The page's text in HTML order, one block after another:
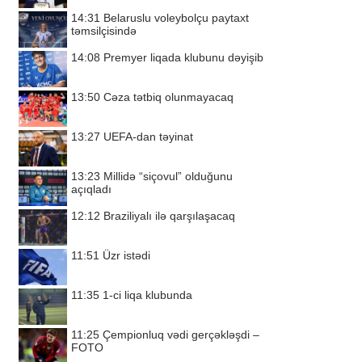
14:31 Belaruslu voleybolçu paytaxt
təmsilçisində
14:08 Premyer liqada klubunu dəyişib
13:50 Cəza tətbiq olunmayacaq
13:27 UEFA-dan təyinat
13:23 Millidə “siçovul” olduğunu
açıqladı
12:12 Braziliyalı ilə qarşılaşacaq
11:51 Üzr istədi
11:35 1-ci liqa klubunda
11:25 Çempionluq vədi gerçəkləşdi –
FOTO